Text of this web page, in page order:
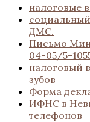
налоговые
ДМС.
Письмо
04-05/5-
налоговый
зубов
Форма
ИФНС в
телефонов